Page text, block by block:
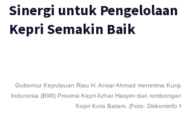
Sinergi untuk Pengelolaan
Kepri Semakin Baik
Gubernur Kepulauan Riau H. Ansar Ahmad menerima
Indonesia (BWI) Provinsi Kepri Azhar Hasyim dan
Kepri Kota Batam. (Foto: Diskominfo